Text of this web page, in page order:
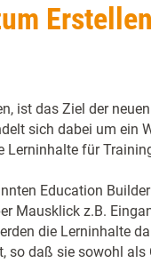
ist das Ziel der
sich dabei um ein
Lerninhalte für
Education
Mausklick z.B.
die Lerninhalte
daß sie sowohl als